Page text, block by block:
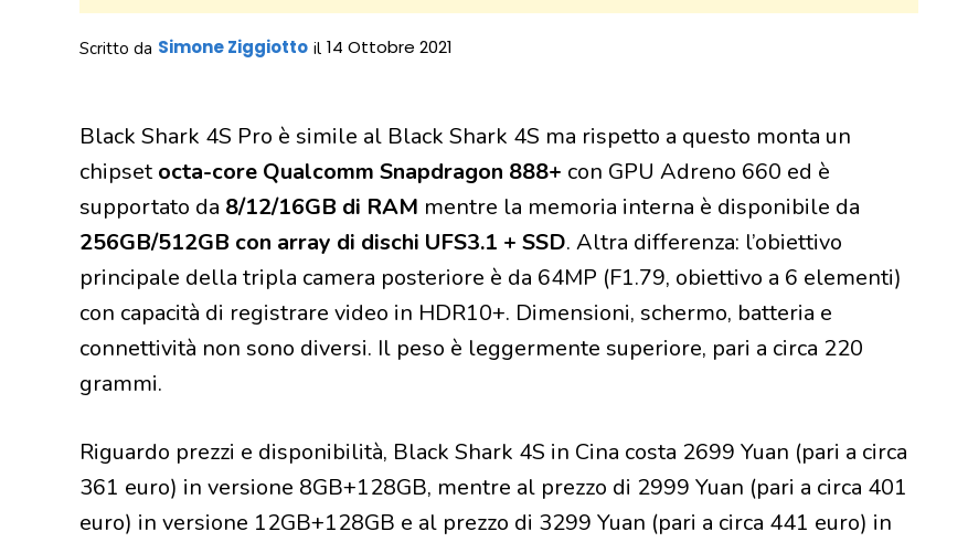
Scritto da Simone Ziggiotto il 14 Ottobre 2021
Black Shark 4S Pro è simile al Black Shark 4S ma rispetto a questo monta un
chipsetocta-core Qualcomm Snapdragon 888+ con GPU Adreno 660 ed è
supportato da 8/12/16GB di RAM mentre la memoria interna è disponibile da
256GB/512GB con array di dischi UFS3.1 + SSD. Altra differenza: l’obiettivo
principale della tripla camera posteriore è da 64MP (F1.79, obiettivo a 6 elementi)
con capacità di registrare video in HDR10+. Dimensioni, schermo, batteria e
connettività non sono diversi. Il peso è leggermente superiore, pari a circa 220
grammi.
Riguardo prezzi e disponibilità, Black Shark 4S in Cina costa 2699 Yuan (pari a circa
361 euro) in versione 8GB+128GB, mentre al prezzo di 2999 Yuan (pari a circa 401
euro) in versione 12GB+128GB e al prezzo di 3299 Yuan (pari a circa 441 euro) in